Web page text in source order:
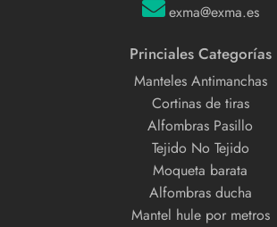
exma@exma.es
Princiales Categorías
Manteles Antimanchas
Cortinas de tiras
Alfombras Pasillo
Tejido No Tejido
Moqueta barata
Alfombras ducha
Mantel hule por metros